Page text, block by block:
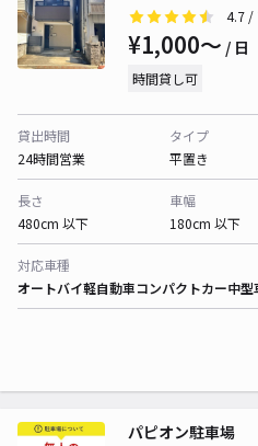
4.7 /
¥1,000〜 / 日
時間貸し可
貸出時間
24時間営業
タイプ
平置き
長さ
480cm 以下
車幅
180cm 以下
対応車種
オートバイ軽自動車コンパクトカー中型
パピオン駐車場